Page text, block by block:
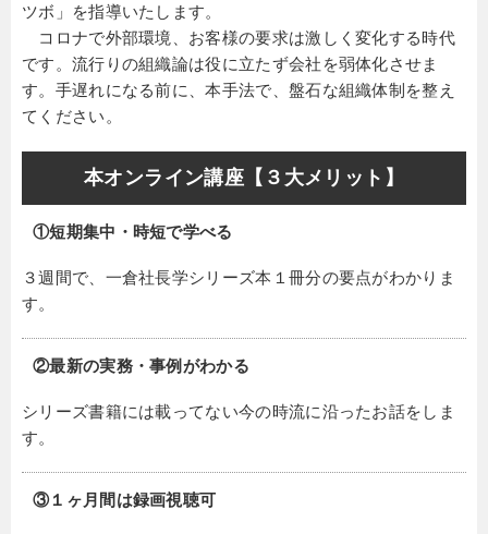
ツボ」を指導いたします。
コロナで外部環境、お客様の要求は激しく変化する時代
です。流行りの組織論は役に立たず会社を弱体化させま
す。手遅れになる前に、本手法で、盤石な組織体制を整え
てください。
本オンライン講座【３大メリット】
①短期集中・時短で学べる
３週間で、一倉社長学シリーズ本１冊分の要点がわかりま
す。
②最新の実務・事例がわかる
シリーズ書籍には載ってない今の時流に沿ったお話をしま
す。
③１ヶ月間は録画視聴可